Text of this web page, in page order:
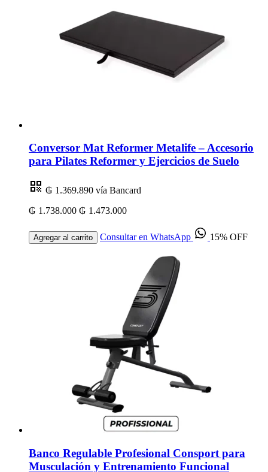
Conversor Mat Reformer Metalife – Accesorio
para Pilates Reformer y Ejercicios de Suelo
₲ 1.369.890 vía Bancard
₲ 1.738.000 ₲ 1.473.000
Agregar al carrito Consultar en WhatsApp 15% OFF
Banco Regulable Profesional Consport para
Musculación y Entrenamiento Funcional